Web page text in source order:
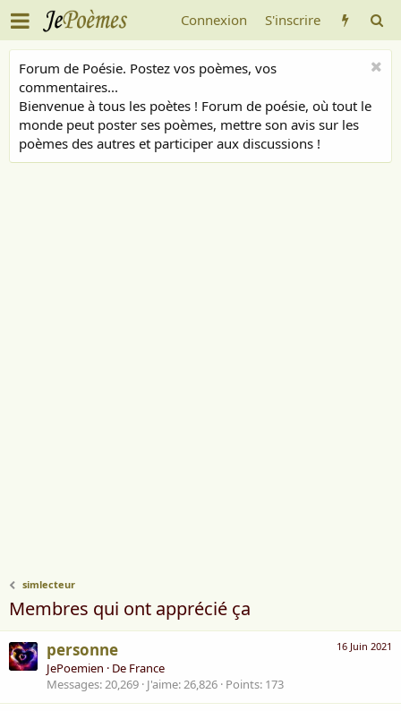
Connexion S'inscrire
Forum de Poésie. Postez vos poèmes, vos
commentaires...
Bienvenue à tous les poètes ! Forum de poésie, où tout le
monde peut poster ses poèmes, mettre son avis sur les
poèmes des autres et participer aux discussions !
simlecteur
Membres qui ont apprécié ça
16 Juin 2021
personne
JePoemien · De France
Messages 20,269 J'aime 26,826 Points 173